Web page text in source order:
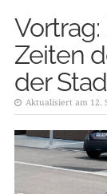
Zeiten
der
Aktualisiert am 12.